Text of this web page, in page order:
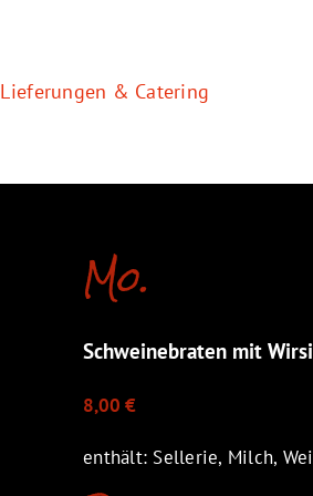
Lieferungen & Catering
Mo.
Schweinebraten mit
8,00 €
enthält: Sellerie, Milch,